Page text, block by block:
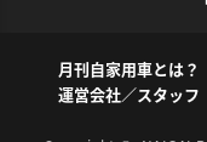
月刊自家用車とは？
運営会社／スタッフ